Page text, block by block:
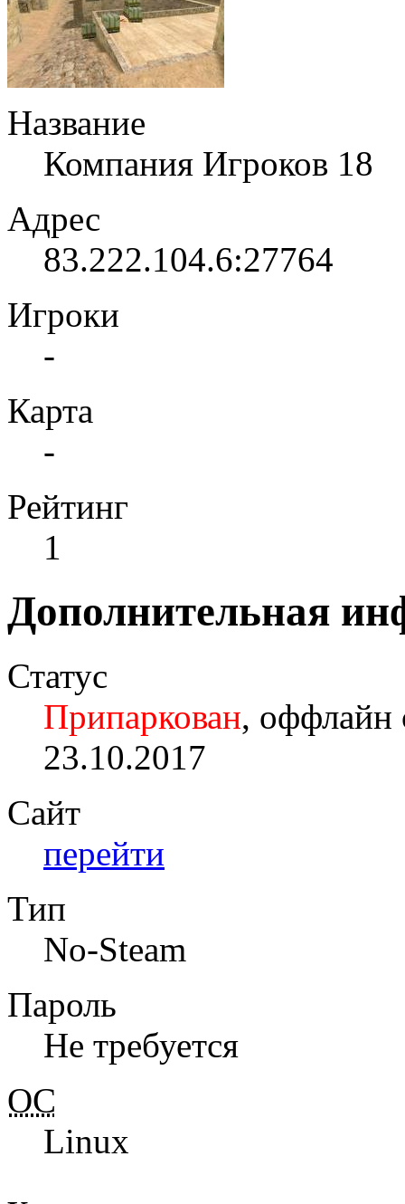
Название
Компания Игроков 18
Адрес
83.222.104.6:27764
Игроки
-
Карта
-
Рейтинг
1
Дополнительная
Статус
Припаркован, оффлайн
23.10.2017
Сайт
перейти
Тип
No-Steam
Пароль
Не требуется
ОС
Linux